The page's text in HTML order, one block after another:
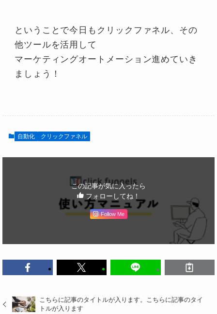
ということで今日もクリックファネル、その
他ツールを活用して
マーケティングオートメーション進めていき
ましょう！
自動化 クリックファネル
この記事が気に入ったら
フォローしてね！
Follow Me
こちらに記事のタイトルが入ります。こちらに記事のタイ
トルが入ります